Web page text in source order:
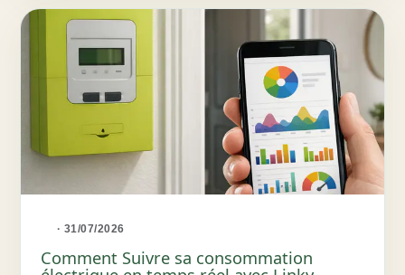
· 31/07/2026
Comment Suivre sa consommation